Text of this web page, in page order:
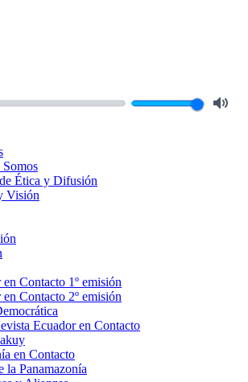
Somos
Ética y Difusión
Visión
Contacto 1º emisión
Contacto 2º emisión
Ecuador en Contacto
en Contacto
la Panamazonía